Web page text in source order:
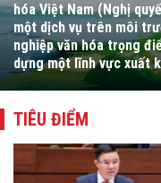
Bộ trưởng Bộ Tài chính
thiện thể chế, cải cách
vướng mắc cho người
đầu tư công.
TIÊU ĐIỂM